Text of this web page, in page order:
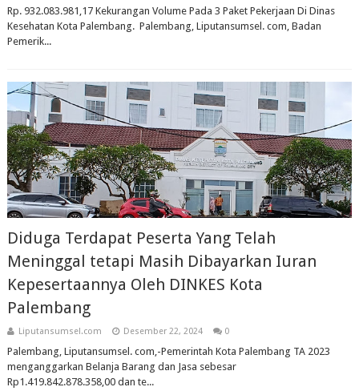
Rp. 932.083.981,17 Kekurangan Volume Pada 3 Paket Pekerjaan Di Dinas
Kesehatan Kota Palembang. Palembang, Liputansumsel. com, Badan
Pemerik...
Diduga Terdapat Peserta Yang Telah
Meninggal tetapi Masih Dibayarkan Iuran
Kepesertaannya Oleh DINKES Kota
Palembang
Liputansumsel.com Desember 22, 2024 0
Palembang, Liputansumsel. com,-Pemerintah Kota Palembang TA 2023
menganggarkan Belanja Barang dan Jasa sebesar
Rp1.419.842.878.358,00 dan te...